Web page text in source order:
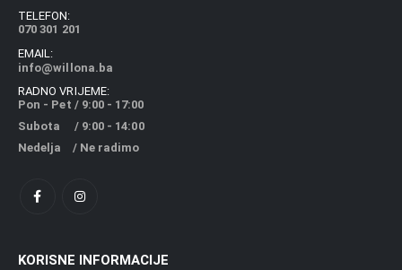
TELEFON:
070 301 201
EMAIL:
info@willona.ba
RADNO VRIJEME:
Pon - Pet / 9:00 - 17:00
Subota / 9:00 - 14:00
Nedelja / Ne radimo
KORISNE INFORMACIJE